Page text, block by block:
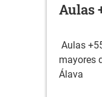
Aulas
Aulas
mayores
Álava